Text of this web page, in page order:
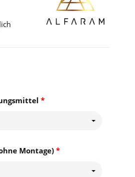
*
*
Montage)